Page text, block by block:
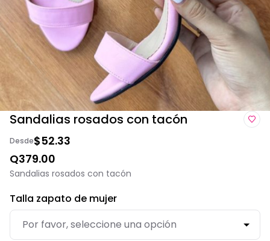
Sandalias rosados con tacón
Desde$52.33
Q379.00
Sandalias rosados con tacón
Talla zapato de mujer